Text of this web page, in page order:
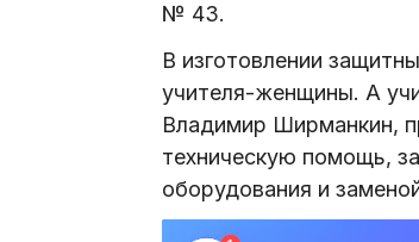
№ 43.
В изготовлении
учителя-женщины. А
Владимир Ширманкин,
техническую помощь,
оборудования и